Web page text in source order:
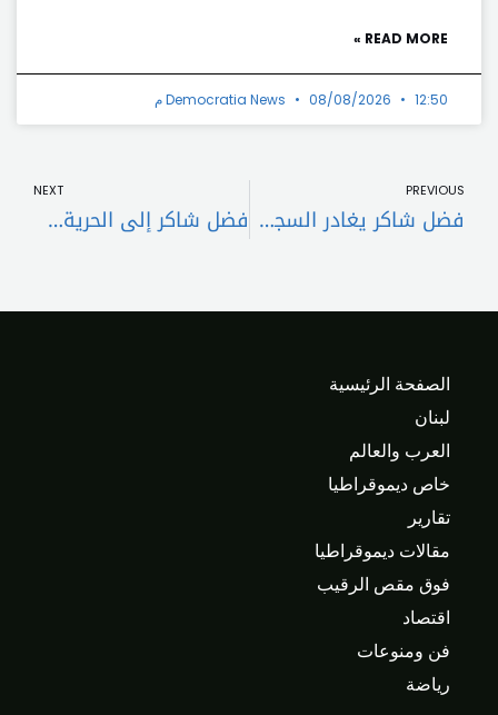
READ MORE »
Democratia News 08/08/2026 12:50 م
PREVIOUS
فضل شاكر يغادر السجن بكفالة 500 مليون ليرة بعد قرار المحكمة العسكرية
NEXT
فضل شاكر إلى الحرية… والمحاكمة مستمرة
الصفحة الرئيسية
لبنان
العرب والعالم
خاص ديموقراطيا
تقارير
مقالات ديموقراطيا
فوق مقص الرقيب
اقتصاد
فن ومنوعات
رياضة